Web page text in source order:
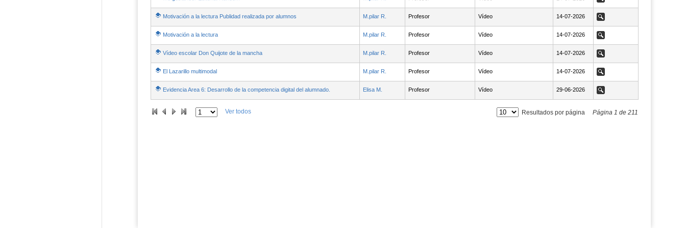
Motivación a la lectura Publidad realizada por alumnos M.pilar R. Profesor Vídeo NaN14-07-2026
14-07-2026 Ver
Motivación a la lectura M.pilar R. Profesor Vídeo NaN14-07-2026
14-07-2026 Ver
Vídeo escolar Don Quijote de la mancha M.pilar R. Profesor Vídeo NaN14-07-2026
14-07-2026 Ver
El Lazarillo multimodal M.pilar R. Profesor Vídeo NaN14-07-2026
14-07-2026 Ver
Evidencia Area 6: Desarrollo de la competencia digital del alumnado. Elisa M. Profesor Vídeo NaN29-06-2026
29-06-2026 Ver
Ver todos Resultados por página Página 1 de 211